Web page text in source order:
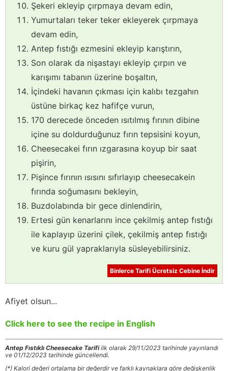
Şekeri ekleyip çırpmaya devam edin,
Yumurtaları teker teker ekleyerek çırpmaya
devam edin,
Antep fıstığı ezmesini ekleyip karıştırın,
Son olarak da nişastayı ekleyip çırpın ve
karışımı tabanın üzerine boşaltın,
İçindeki havanın çıkması için kalıbı tezgahın
üstüne birkaç kez hafifçe vurun,
170 derecede önceden ısıtılmış fırının dibine
içine su doldurduğunuz fırın tepsisini koyun,
Cheesecakei fırın ızgarasına koyup bir saat
pişirin,
Pişince fırının ısısını sıfırlayıp cheesecakein
fırında soğumasını bekleyin,
Buzdolabında bir gece dinlendirin,
Ertesi gün kenarlarını ince çekilmiş antep fıstığı
ile kaplayıp üzerini çilek, çekilmiş antep fıstığı
ve kuru gül yapraklarıyla süsleyebilirsiniz.
Binlerce Tarifi Ücretsiz Cebine İndir
Afiyet olsun...
Click here to see the recipe in English
Antep Fıstıklı Cheesecake Tarifiilk olarak 29/11/2023 tarihinde yayınlandı
ve 01/12/2023 tarihinde güncellendi.
(*) Kalori değeri ortalama bir değerdir ve farklı kaynaklara göre değişkenlik